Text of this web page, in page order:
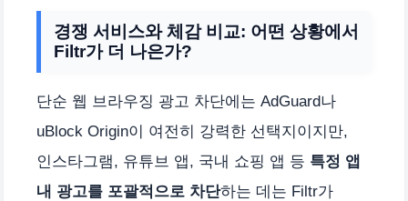
경쟁 서비스와 체감 비교: 어떤 상황에서
Filtr가 더 나은가?
단순 웹 브라우징 광고 차단에는 AdGuard나
uBlock Origin이 여전히 강력한 선택지이지만,
인스타그램, 유튜브 앱, 국내 쇼핑 앱 등 특정 앱
내 광고를 포괄적으로 차단하는 데는 Filtr가